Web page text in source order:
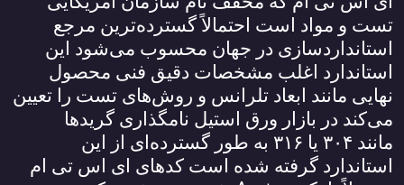
تست و مواد است احتمالاً گسترده‌ترین مرجع
استانداردسازی در جهان محسوب می‌شود این
استاندارد اغلب مشخصات دقیق فنی محصول
نهایی مانند ابعاد تلرانس و روش‌های تست را تعیین
می‌کند در بازار ورق استیل نامگذاری گریدها
مانند ۳۰۴ یا ۳۱۶ به طور گسترده‌ای از این
استاندارد گرفته شده است کدهای ای اس تی ام